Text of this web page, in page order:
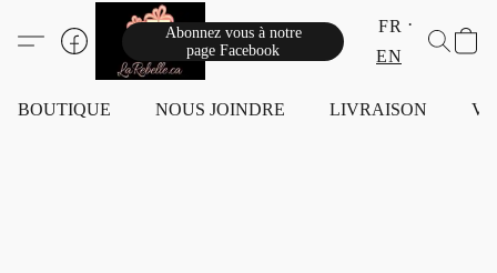
Abonnez vous à notre
page Facebook
FR
EN
BOUTIQUE NOUS JOINDRE LIVRAISON